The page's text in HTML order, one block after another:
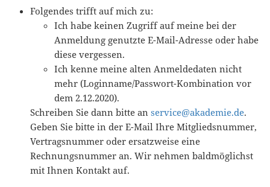
Folgendes trifft auf mich zu:
Ich habe keinen Zugriff auf meine bei der
Anmeldung genutzte E-Mail-Adresse oder habe
diese vergessen.
Ich kenne meine alten Anmeldedaten nicht
mehr (Loginname/Passwort-Kombination vor
dem 2.12.2020).
Schreiben Sie dann bitte an service@akademie.de.
Geben Sie bitte in der E-Mail Ihre Mitgliedsnummer,
Vertragsnummer oder ersatzweise eine
Rechnungsnummer an. Wir nehmen baldmöglichst
mit Ihnen Kontakt auf.